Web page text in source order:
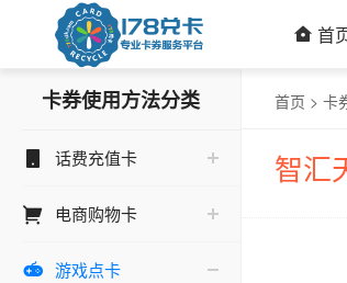
首
卡券使用方法分类
话费充值卡
电商购物卡
 游戏点卡
首页 > 卡
智汇